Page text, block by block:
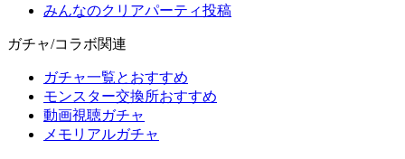
みんなのクリアパーティ投稿
ガチャ/コラボ関連
ガチャ一覧とおすすめ
モンスター交換所おすすめ
動画視聴ガチャ
メモリアルガチャ